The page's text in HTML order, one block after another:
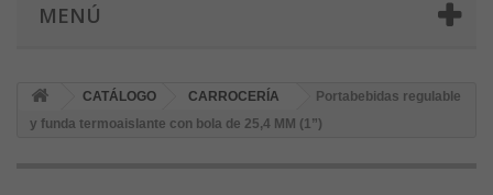
MENÚ
CATÁLOGO CARROCERÍA
Portabebidas regulable
y funda termoaislante con bola de 25,4 MM (1”)